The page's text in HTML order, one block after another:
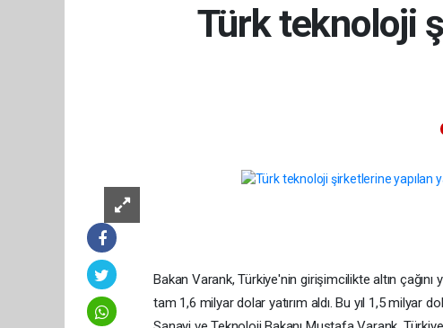
Türk teknoloji
Bakan Varank, Türkiye'nin girişimcilikte altın çağını yaşadığını belirterek, "Geçen yıl Türkiye'den teknoloji firmaları tam 1,6 milyar dolar yatırım aldı. Bu yıl 1,5 milyar dolara ulaştı. İnşallah 1,6 milyar doları aşmış olacağız." dedi. - Sanayi ve Teknoloji Bakanı Mustafa Varank, Türkiye Metal Sanayicileri Sendikası (MESS) tarafından İstanbul Kalkınma Ajansı (İSTKA) desteğiyle hayata geçirilen "MESS Dijital Dönüşüm ve Yetkinlik Gelişim Merkezi: Yönümüz Yarın Güdümlü Projesi"nin sözleşme imza törenine katıldı. MEXT Teknoloji Merkezi'nde gerçekleştirilen etkinlikte, Marmara Bölgesindeki kalkınma ajanslarının iş birliğini artırmayı amaçlayan "Kalkınma Ajansları İş Birliği Protokolü İmza Töreni" de düzenlendi. Etkinlikte konuşan Varank, MESS'in İstanbul Kalkınma Ajansı'nın desteğiyle hayata geçirdiği "Dijital Dönüşüm ve Yetkinlik Gelişim Merkezi: Yönümüz Yarın" projesi için bir araya geldiklerini, aynı zamanda İstanbul ve çevre şehirlerdeki sanayi kuruluşlarının dijital dönüşümlerini hızlandırmak için kalkınma ajanslarının iş birliği protokolleri imzalayacağını söyledi. Varank, dijital teknolojilerin, işletme ve endüstrilerde oluşturduğu dönüşümün hız kesmeden sürdüğünü kaydederek, işletmelerin dijital dönüşümden elde ettiği kazanımlar artıkça teknoloji yatırımlarının da artmaya devam ettiğini bildirdi. Artan verimliliğin işletmelere rekabette sağladığı üstünlükten bahseden Varank, Sanayi ve Teknoloji Bakanlığı olarak Türkiye'nin güçlü sanayi alt yapısını dijital dönüşümle daha rekabetçi bir hale getirmek istediklerini vurguladı. Varank, işin sadece ticareti faaliyetleri ve bir kısım süreçleri dijitale taşımakla bitmediğini, sanayi başta olmak üzere dünyadaki dijital dönüşüm trendlerini yakından takip ettiklerini belirterek, işletmelerin bu dönüşüme en iyi şekilde ayak uydurması için politikalarını belirlediklerini anlattı. Şirketlerin karşılaştıkları sorunları aşmaları için gerekli olan mekanizmaları Bakanlık olarak çözüm odaklı bir şekilde kurguladıklarını aktaran Varank, işletmelerin yetkinliğini üst seviyelere taşıyacak dijital dönüşüm alanındaki yatırımlarını TÜBİTAK, Küçük ve Orta Ölçekli İşletmeleri Geliştirme ve Destekleme İdaresi Başkanlığı (KOSGEB) ve kalkınma ajansları eliyle desteklediklerini bildirdi. Güdümlü Proje'ye 13,5 milyon liralık bütçe ayrıldı Bakan Varank, kalkınma ajansları aracılığıyla, ülkenin her bir köşesindeki potansiyeli tespit edip bu potansiyeli daha verimli bir şekilde açığa çıkarmak için de yoğun mesai harcadıklarını belirterek, uzman kadrolarla sahaya inerek yerel yönetimler, sektör temsilcileri ve STK'lar ile iş birliği yaptıklarını anlattı. Bu kapsamda geliştirilen uygulamalardan birinin de şu anda sayıları 8'ü bulan "model fabrikalar" olduğunu dile getiren Varank, bu fabrikalar aracılığıyla işletmeleri "yaparak öğrenme" metoduyla yalın üretimi öğrenmelerine ve daha sonra verimli bir dijital dönüşüme hazır hale gelmelerine öncülük ettiklerini söyledi. Varank, bu işin sadece finansal destek sağlamakla olmadığını, bütüncül bir yaklaşım gerektiğini, ciddi mentörlük desteğine ihtiyaç duyulabildiğini kaydederek, sözlerini şöyle sürdürdü: "İşte bugün KOBİ'ler başta olmak üzere imalat sanayi işletmelerine yönelik böyle bir projenin imzasını atıyoruz. Toplam bütçesi 13,5 milyon lira olan bu Güdümlü Proje kapsamında şirketlerin dijital olgunluklarını tespit edeceğiz, dijital dönüşüm süreçlerinde eğitim ve danışmanlık programlarıyla bu şirketlerin dönüşümlerini hızlandıracağız. Şirketlerin teknolojik yetkinliklerini geliştirerek küresel rekabet gücünü, üretim ve ihracat kapasitelerini artıracağız. Merkezimizden sektör ya da ölçek fark etmeksizin şirketler, üniversiteler ve bireysel araştırmacılar da faydalanabilecek. Bu projemizdeki ana faaliyetlerden biri de işletmelere dijital dönüşüm yol haritası hazırlanması." İşletmelerin dijital dönüşümü için uygun maliyetli finansman desteği Sanayi ve Teknoloji Bakanı Varank, yol haritasının hayata geçirilmesi için ihtiyaç duyulacak finansman konusunda da destek sunacaklarını belirterek, şu açıklamalarda bulundu: "Dijital dönüşüm olgunluk değerlendirmesinden geçmiş ve yol haritasını hazırlamış işletmelere asgari 2 milyon lira, azami 5 milyon lira tutarında, ilk 6 ayı geri ödemesiz, 24 ay vadeli faizsiz kredi imkanını getirmiş olacağız. Bu sayede bu merkezden dijital dönüşümle ilgili değerlendirmeleri alan, kendilerini 'check' eden ve sonrasında yol haritasını hazırlayan şirketlerimiz uygun maliyetli krediden de faydalanarak dijital